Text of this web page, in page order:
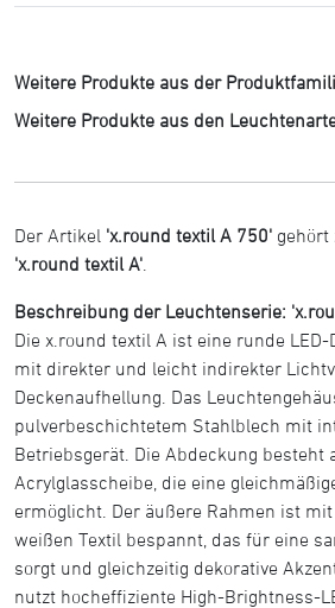
Weitere Produkte aus der
Weitere Produkte aus den
Der Artikel 'x.round textil A 750' gehört
'x.round textil A'
Beschreibung der Leuchtenserie:
Die x.round textil A ist eine runde
mit direkter und leicht indirekter
Deckenaufhellung. Das
pulverbeschichtetem Stahlblech mit
Betriebsgerät. Die Abdeckung besteht
Acrylglasscheibe, die eine
ermöglicht. Der äußere Rahmen ist
weißen Textil bespannt, das für eine
sorgt und gleichzeitig dekorative
nutzt hocheffiziente High-Brightness-